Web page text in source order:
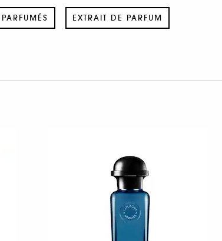
EXTRAIT DE PARFUM